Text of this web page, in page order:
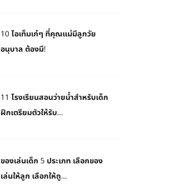
10 ไอเท็มเก๋ๆ ที่คุณแม่มีลูกวัย
อนุบาล ต้องมี!
11 โรงเรียนสอนว่ายน้ำสำหรับเด็ก
ฝึกเตรียมตัวให้รับ...
ของเล่นเด็ก 5 ประเภท เลือกของ
เล่นให้ลูก เลือกให้ถู...